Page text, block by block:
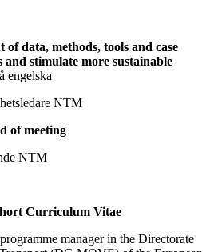
data, methods, tools and case
and stimulate more sustainable
engelska
NTM
of meeting
NTM
Curriculum Vitae
manager in the Directorate